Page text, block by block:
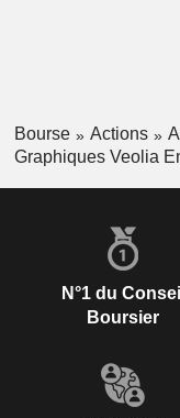
Bourse Actions
Graphiques Veolia
N°1 du Conseil
Boursier